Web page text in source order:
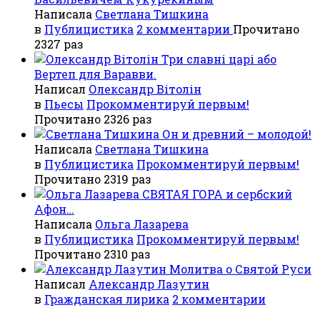
Написала Светлана Тишкина
в Публицистика 2 комментарии Прочитано
2327 раз
Три славні царі або
Вертеп для Варавви.
Написал Олександр Вітолін
в Пьесы Прокомментируй первым!
Прочитано 2326 раз
Он и древний – молодой!
Написала Светлана Тишкина
в Публицистика Прокомментируй первым!
Прочитано 2319 раз
СВЯТАЯ ГОРА и сербский
Афон…
Написала Ольга Лазарева
в Публицистика Прокомментируй первым!
Прочитано 2310 раз
Молитва о Святой Руси
Написал Александр Лазутин
в Гражданская лирика 2 комментарии